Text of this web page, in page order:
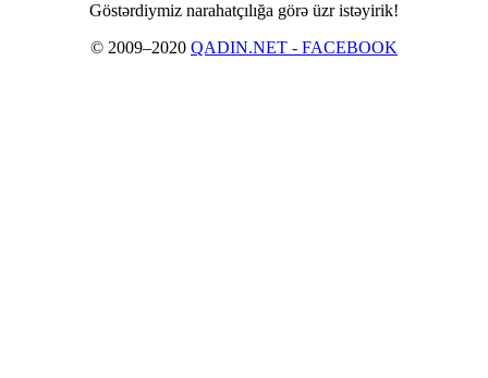
Göstərdiymiz narahatçılığa görə üzr istəyirik!
© 2009–2020 QADIN.NET - FACEBOOK